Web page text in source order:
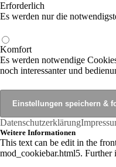
Erforderlich
Es werden nur die
Komfort
Es werden notwendige
noch interessanter und
Datenschutzerklärung
Weitere Informationen
This text can be edit in the
mod_cookiebar.html5. Further